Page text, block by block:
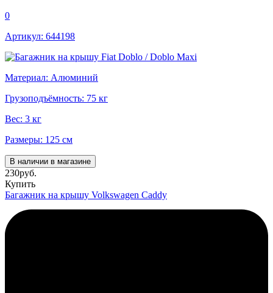
0
Артикул: 644198
Материал: Алюминий
Грузоподъёмность: 75 кг
Вес: 3 кг
Размеры: 125 см
В наличии в магазине
230руб.
Купить
Багажник на крышу Volkswagen Caddy